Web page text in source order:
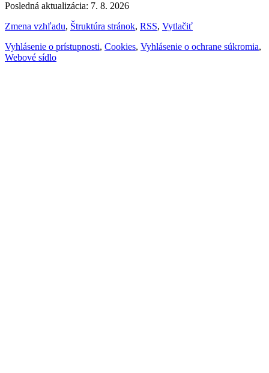
Posledná aktualizácia: 7. 8. 2026
Zmena vzhľadu, Štruktúra stránok, RSS, Vytlačiť
Vyhlásenie o prístupnosti, Cookies, Vyhlásenie o ochrane súkromia,
Webové sídlo